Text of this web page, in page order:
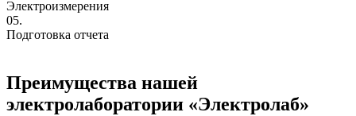
Электроизмерения
05.
Подготовка отчета
Преимущества нашей
электролаборатории «Электролаб»